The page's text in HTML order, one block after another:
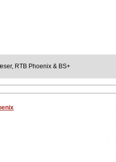
RTB Phoenix & BS+